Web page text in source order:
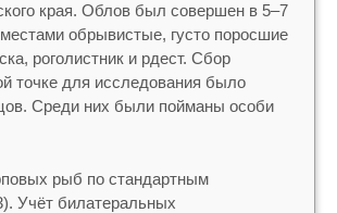
края. Облов был совершен в 5–7
обрывистые, густо поросшие
роголистник и рдест. Сбор
точке для исследования было
Среди них были пойманы особи
рыб по стандартным
Учёт билатеральных